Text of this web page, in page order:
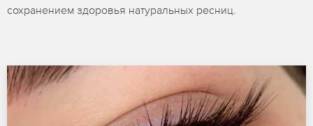
сохранением здоровья натуральных ресниц.